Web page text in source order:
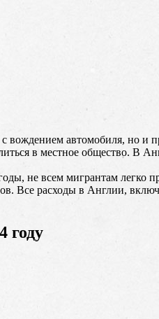
автомобиля, но и
в местное общество. В
не всем мигрантам легко
Все расходы в Англии,
году